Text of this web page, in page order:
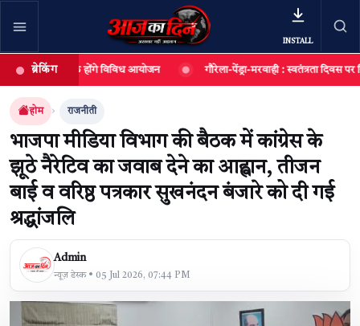
INSTALL
खबर खोजें
खोजें
ब्रेकिंग
अगस्त तक होंगे विविध आयोजन गौरेला-पेंड्रा-मरवाही : स्वतंत्रता दिवस पर जिले में
होम राजनीती
भाजपा मीडिया विभाग की बैठक में कांग्रेस के
झूठे नैरेटिव का जवाब देने का आह्वान, तीजन
बाई व वरिष्ठ पत्रकार सुखनंदन बंजारे को दी गई
श्रद्धांजलि
Admin
न्यूज़ डेस्क • 05 Jul 2026, 07:44 PM